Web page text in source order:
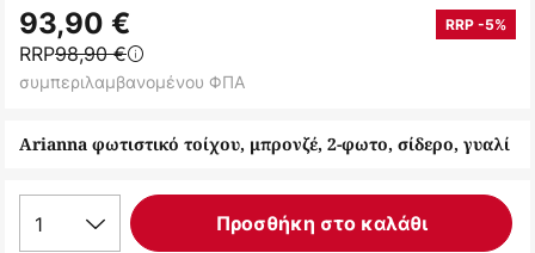
στην
αρχή
της
εικόνων
Arianna φωτιστικό τοίχου, μπρονζέ, 2-φωτο, σίδερο, γυαλί
93,90 € RRP -5%
RRP98,90 €
συμπεριλαμβανομένου ΦΠΑ
1 Προσθήκη στο καλάθι